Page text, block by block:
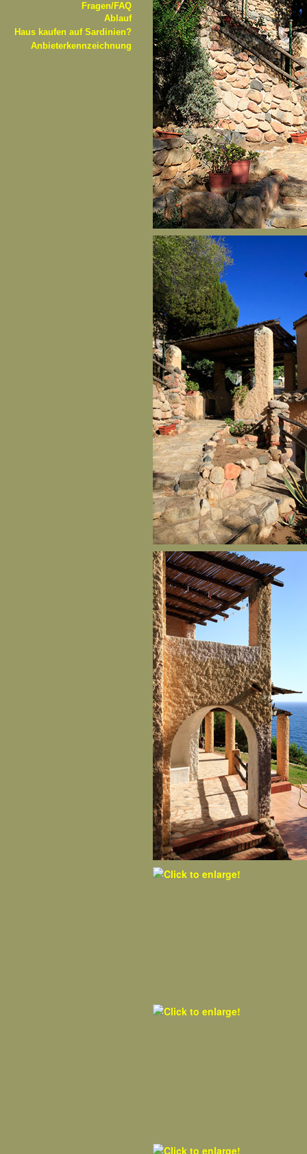
Fragen/FAQ
Ablauf
Haus kaufen auf Sardinien?
Anbieterkennzeichnung